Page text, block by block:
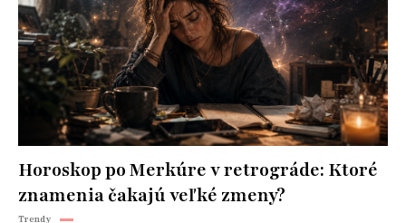
Horoskop po Merkúre v retrográde: Ktoré
znamenia čakajú veľké zmeny?
Trendy